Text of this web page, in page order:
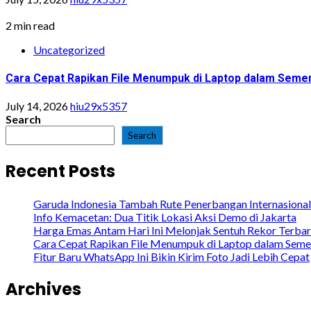
2 min read
Uncategorized
Cara Cepat Rapikan File Menumpuk di Laptop dalam
July 14, 2026hiu29x5357
Search
Search
Recent Posts
Garuda Indonesia Tambah Rute Penerbangan Internasional
Info Kemacetan: Dua Titik Lokasi Aksi Demo di Jakarta
Harga Emas Antam Hari Ini Melonjak Sentuh Rekor
Cara Cepat Rapikan File Menumpuk di Laptop dalam
Fitur Baru WhatsApp Ini Bikin Kirim Foto Jadi Lebih Cepat
Archives